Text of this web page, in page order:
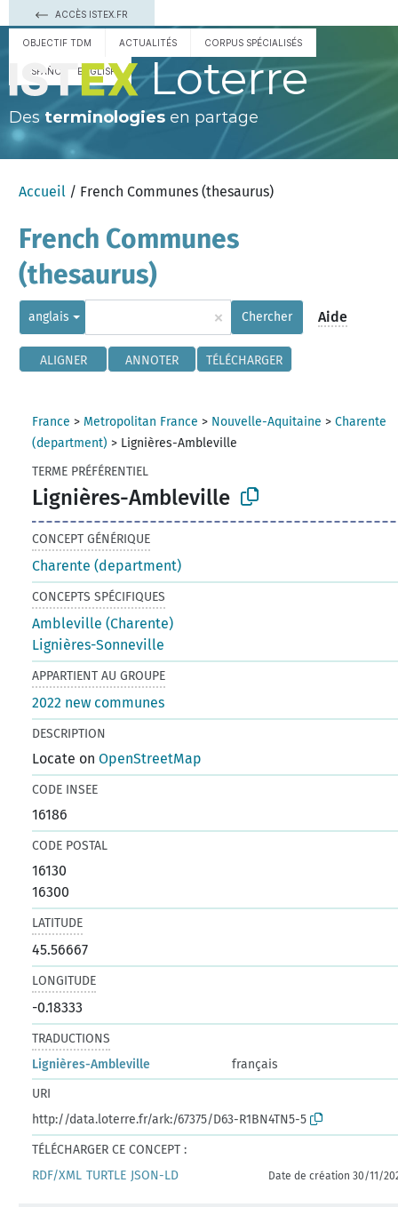
ACCÈS ISTEX.FR
OBJECTIF TDM ACTUALITÉS CORPUS SPÉCIALISÉS
ESPAÑOL ENGLISH Loterre
Des terminologies en partage
Accueil / French Communes (thesaurus)
French Communes
(thesaurus)
anglais × Chercher Aide
ALIGNER ANNOTER TÉLÉCHARGER
France > Metropolitan France > Nouvelle-Aquitaine >Charente
(department) > Lignières-Ambleville
TERME PRÉFÉRENTIEL
Lignières-Ambleville
CONCEPT GÉNÉRIQUE
Charente (department)
CONCEPTS SPÉCIFIQUES
Ambleville (Charente)
Lignières-Sonneville
APPARTIENT AU GROUPE
2022 new communes
DESCRIPTION
Locate onOpenStreetMap
CODE INSEE
16186
CODE POSTAL
16130
16300
LATITUDE
45.56667
LONGITUDE
-0.18333
TRADUCTIONS
Lignières-Ambleville
français
URI
http://data.loterre.fr/ark:/67375/D63-R1BN4TN5-5
TÉLÉCHARGER CE CONCEPT :
RDF/XML TURTLE JSON-LD Date de création 30/11/